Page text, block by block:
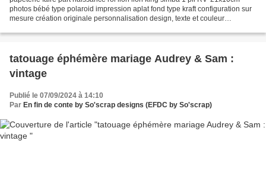
photos bébé type polaroid impression aplat fond type kraft configuration sur
mesure création originale personnalisation design, texte et couleur
tatouage éphémère mariage Audrey & Sam :
vintage
Publié le 07/09/2024 à 14:10
Par En fin de conte by So'scrap designs (EFDC by So'scrap)